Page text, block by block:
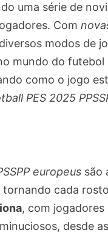
uma série de
Com
modos de
mundo do
como o jogo
PES 2025
europeus são
cada
, com
desde